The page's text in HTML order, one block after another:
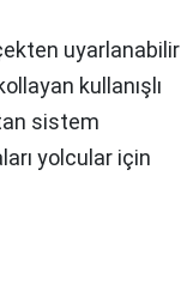
uyarlanabilir
kullanışlı
sistem
yolcular için